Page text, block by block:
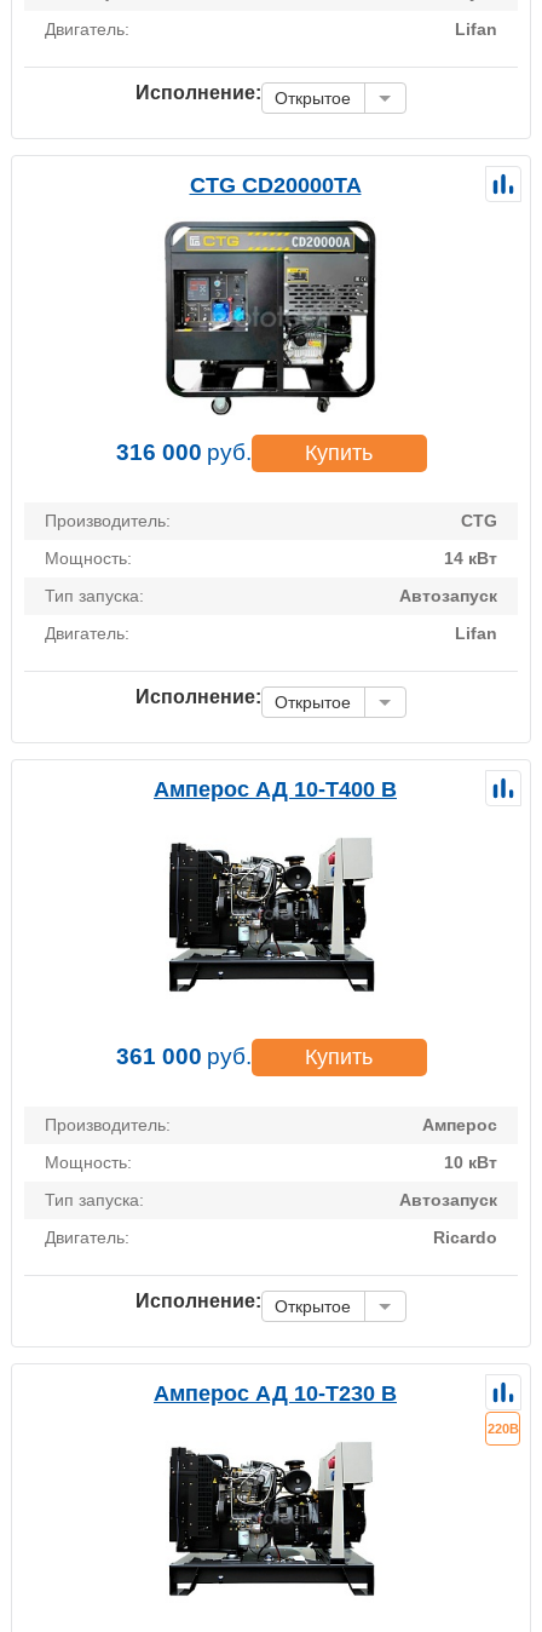
Двигатель:
Lifan
Исполнение: Открытое
CTG CD20000TA
316 000 руб. Купить
Производитель:
CTG
Мощность:
14 кВт
Тип запуска:
Автозапуск
Двигатель:
Lifan
Исполнение: Открытое
Амперос АД 10-Т400 B
361 000 руб. Купить
Производитель:
Амперос
Мощность:
10 кВт
Тип запуска:
Автозапуск
Двигатель:
Ricardo
Исполнение: Открытое
Амперос АД 10-Т230 B
220В